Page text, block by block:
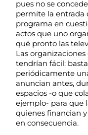
pues no se
permite la entrada
programa en
actos que uno
qué pronto las
Las
tendrían fácil:
periódicamente
anuncian antes,
espacios -o que
ejemplo- para que
quienes financian
en consecuencia.